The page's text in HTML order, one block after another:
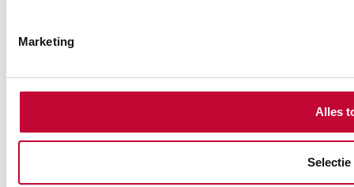
Marketing
Alles
Selectie